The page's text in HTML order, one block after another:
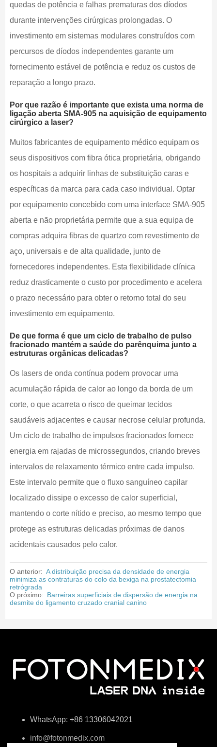
quedas de potência e falhas prematuras dos díodos
durante intervenções cirúrgicas prolongadas. O
investimento em sistemas modulares construídos com
percursos de díodos independentes garante um
fornecimento estável de potência e reduz os custos de
reparação a longo prazo.
Por que razão é importante que exista uma norma de
ligação aberta SMA-905 na aquisição de equipamento
cirúrgico a laser?
Muitos fabricantes de equipamento médico equipam os
seus dispositivos com fibra ótica proprietária, obrigando
os hospitais a adquirir linhas de substituição caras e
específicas da marca para cada caso individual. Optar
por equipamento concebido com uma interface SMA-905
aberta e não proprietária permite que a sua equipa de
compras adquira fibras de quartzo com revestimento de
aço, universais e de alta qualidade, junto de
fornecedores independentes. Esta flexibilidade clínica
reduz drasticamente o custo por procedimento e acelera
o prazo necessário para obter o retorno total do seu
investimento em equipamento.
De que forma é que um ciclo de trabalho de pulso
fracionado mantém a saúde do parênquima junto a
estruturas orgânicas delicadas?
Os lasers de onda contínua podem provocar uma
acumulação rápida de calor ao longo da borda de um
corte, o que acarreta o risco de queimar tecidos
saudáveis adjacentes e causar necrose celular profunda.
Um ciclo de trabalho de impulsos fracionados fornece
energia em rajadas de microssegundos, criando breves
intervalos de relaxamento térmico entre cada impulso.
Este intervalo permite que o fluxo sanguíneo capilar
localizado dissipe o excesso de calor superficial,
mantendo o corte nítido e preciso, ao mesmo tempo que
protege as estruturas delicadas próximas de danos
acidentais causados pelo calor.
O anterior: A distribuição precisa da densidade de energia
minimiza as contraturas do colo da bexiga na prostatectomia
retrógrada
O próximo: Barreiras superficiais de dispersão de energia na
desmite do ligamento cruzado cranial canino
WhatsApp: +86 13306042021
info@fotonmedix.com